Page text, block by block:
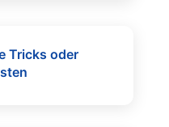
Tricks oder